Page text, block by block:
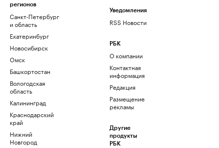
регионов
Санкт-Петербург
и область
Екатеринбург
Новосибирск
Омск
Башкортостан
Вологодская
область
Калининград
Краснодарский
край
Нижний
Новгород
Уведомления
RSS Новости
РБК
О компании
Контактная
информация
Редакция
Размещение
рекламы
Другие
продукты
РБК